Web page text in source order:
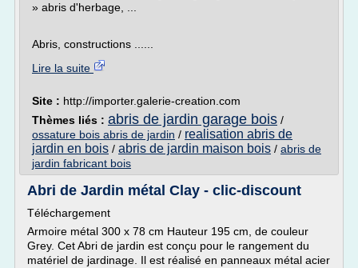
» abris d'herbage, ...
Abris, constructions ......
Lire la suite
Site : http://importer.galerie-creation.com
Thèmes liés : abris de jardin garage bois /
ossature bois abris de jardin / realisation abris de
jardin en bois / abris de jardin maison bois / abris de
jardin fabricant bois
Abri de Jardin métal Clay - clic-discount
Téléchargement
Armoire métal 300 x 78 cm Hauteur 195 cm, de couleur
Grey. Cet Abri de jardin est conçu pour le rangement du
matériel de jardinage. Il est réalisé en panneaux métal acier